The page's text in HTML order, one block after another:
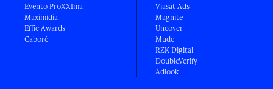
Evento ProXXIma
Maximídia
Effie Awards
Caboré
Viasat Ads
Magnite
Uncover
Mude
RZK Digital
DoubleVerify
Adlook